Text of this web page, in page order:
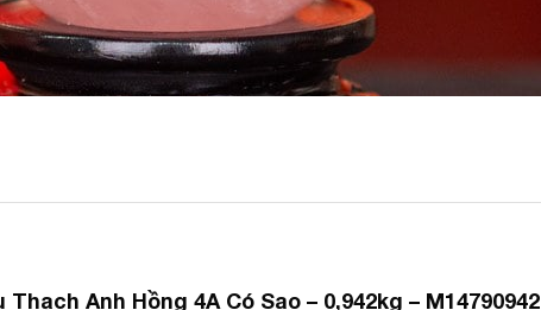
Thạch Anh Hồng 4A Có Sao – 0,942kg – M14790942